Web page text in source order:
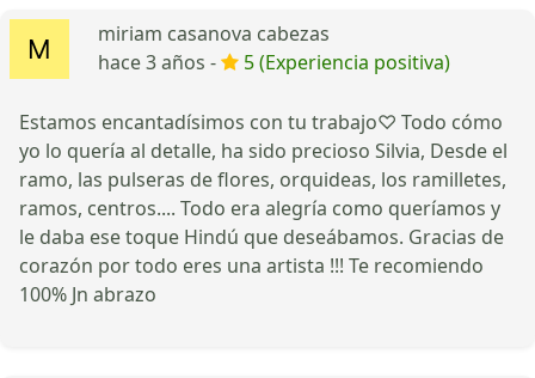
miriam casanova cabezas
hace 3 años -
5 (Experiencia positiva)
Estamos encantadísimos con tu trabajo♡ Todo cómo
yo lo quería al detalle, ha sido precioso Silvia, Desde el
ramo, las pulseras de flores, orquideas, los ramilletes,
ramos, centros.... Todo era alegría como queríamos y
le daba ese toque Hindú que deseábamos. Gracias de
corazón por todo eres una artista !!! Te recomiendo
100% Jn abrazo